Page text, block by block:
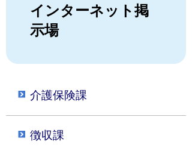
インターネット掲
示場
介護保険課
徴収課